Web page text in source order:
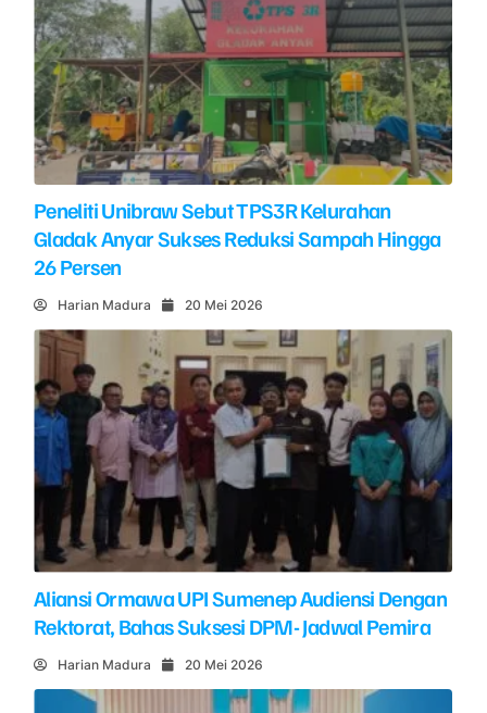
Peneliti Unibraw Sebut TPS3R Kelurahan
Gladak Anyar Sukses Reduksi Sampah Hingga
26 Persen
Harian Madura 20 Mei 2026
Aliansi Ormawa UPI Sumenep Audiensi Dengan
Rektorat, Bahas Suksesi DPM- Jadwal Pemira
Harian Madura 20 Mei 2026